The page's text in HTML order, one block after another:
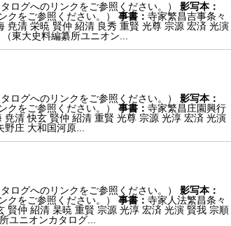
ログへのリンクをご参照ください。）
影写本：
クをご参照ください。）
事書： 寺家繁昌吉事条々
尭清 栄暁 賢仲 紹清 良秀 重賢 光尊 宗源 宏済 光演
（東大史料編纂所ユニオン...
ログへのリンクをご参照ください。）
影写本：
クをご参照ください。）
事書： 寺家繁昌庄園興行
尭清 快玄 賢仲 紹清 重賢 光尊 宗源 光淳 宏済 光演
野庄 大和国河原...
ログへのリンクをご参照ください。）
影写本：
クをご参照ください。）
事書： 寺家人法繁昌条々
賢仲 紹清 杲暁 重賢 宗源 光淳 宏済 光演 賢我 宗順
ユニオンカタログ...